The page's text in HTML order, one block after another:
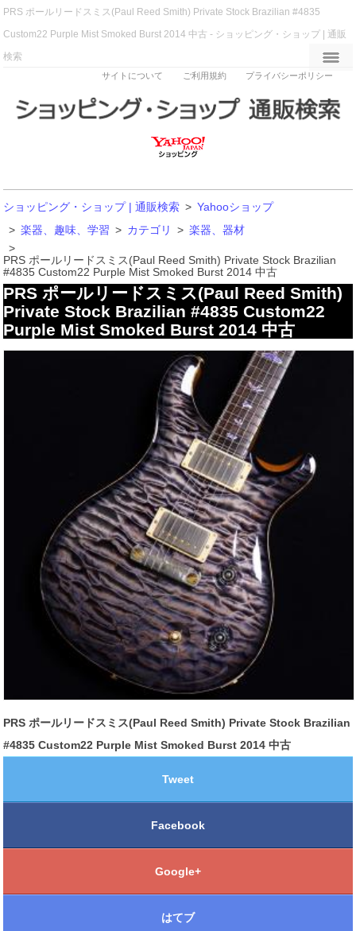
PRS ポールリードスミス(Paul Reed Smith) Private Stock Brazilian #4835
Custom22 Purple Mist Smoked Burst 2014 中古 - ショッピング・ショップ | 通販
検索
サイトについて ご利用規約 プライバシーポリシー
ショッピング・ショップ | 通販検索 > Yahooショップ
> 楽器、趣味、学習 > カテゴリ > 楽器、器材
>
PRS ポールリードスミス(Paul Reed Smith) Private Stock Brazilian
#4835 Custom22 Purple Mist Smoked Burst 2014 中古
PRS ポールリードスミス(Paul Reed Smith)
Private Stock Brazilian #4835 Custom22
Purple Mist Smoked Burst 2014 中古
PRS ポールリードスミス(Paul Reed Smith) Private Stock Brazilian
#4835 Custom22 Purple Mist Smoked Burst 2014 中古
Tweet
Facebook
Google+
はてブ